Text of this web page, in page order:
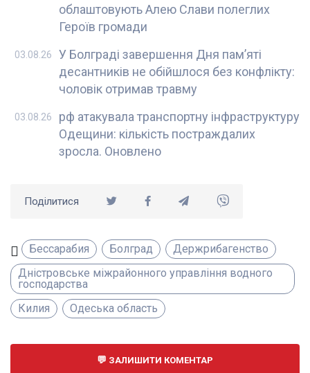
облаштовують Алею Слави полеглих
Героїв громади
У Болграді завершення Дня пам’яті
десантників не обійшлося без конфлікту:
чоловік отримав травму
03.08.26
рф атакувала транспортну інфраструктуру
Одещини: кількість постраждалих
зросла. Оновлено
03.08.26
Поділитися
Бессарабия Болград
Держрибагенство
Дністровське міжрайонного управління водного
господарства
Килия
Одеська область
ЗАЛИШИТИ КОМЕНТАР